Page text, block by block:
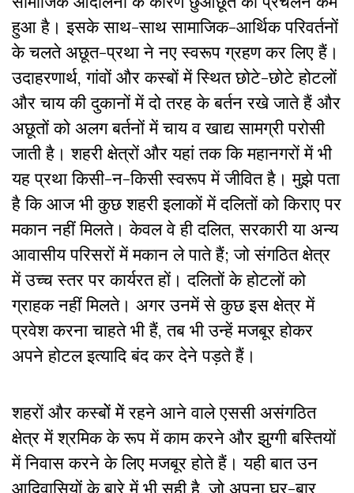
हुआ है। इसके साथ-साथ सामाजिक-आर्थिक परिवर्तनों
के चलते अछूत-प्रथा ने नए स्वरूप ग्रहण कर लिए हैं।
उदाहरणार्थ, गांवों और कस्बों में स्थित छोटे-छोटे होटलों
और चाय की दुकानों में दो तरह के बर्तन रखे जाते हैं और
अछूतों को अलग बर्तनों में चाय व खाद्य सामग्री परोसी
जाती है। शहरी क्षेत्रों और यहां तक कि महानगरों में भी
यह प्रथा किसी-न-किसी स्वरूप में जीवित है। मुझे पता
है कि आज भी कुछ शहरी इलाकों में दलितों को किराए पर
मकान नहीं मिलते। केवल वे ही दलित, सरकारी या अन्य
आवासीय परिसरों में मकान ले पाते हैं; जो संगठित क्षेत्र
में उच्च स्तर पर कार्यरत हों। दलितों के होटलों को
ग्राहक नहीं मिलते। अगर उनमें से कुछ इस क्षेत्र में
प्रवेश करना चाहते भी हैं, तब भी उन्हें मजबूर होकर
अपने होटल इत्यादि बंद कर देने पड़ते हैं।
शहराें और कस्बोें मेें रहने आने वाले एससी असंगठित
क्षेत्र में श्रमिक के रूप में काम करने और झुग्गी बस्तियों
में निवास करने के लिए मजबूर होते हैं। यही बात उन
आदिवासियों के बारे में भी सही है, जो अपना घर-बार